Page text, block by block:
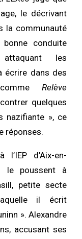
le décrivant
la communauté
conduite
les
écrire dans des
Relève
quelques
nazifiante », ce
réponses.
d’Aix-en-
le poussent à
petite secte
il écrit
». Alexandre
accusant ses